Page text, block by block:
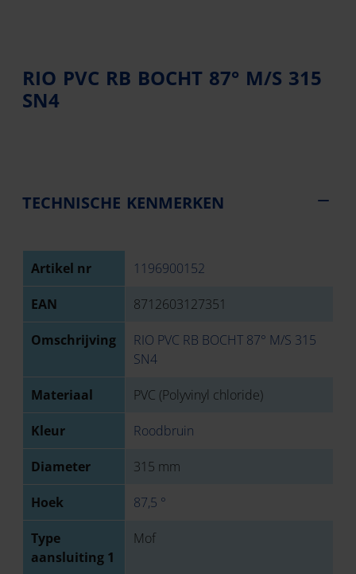
RIO PVC RB BOCHT 87° M/S 315
SN4
TECHNISCHE KENMERKEN
Artikel nr 1196900152
EAN 8712603127351
Omschrijving
RIO PVC RB BOCHT 87° M/S 315
SN4
Materiaal PVC (Polyvinyl chloride)
Kleur Roodbruin
Diameter 315 mm
Hoek 87,5 °
Type
aansluiting 1
Mof